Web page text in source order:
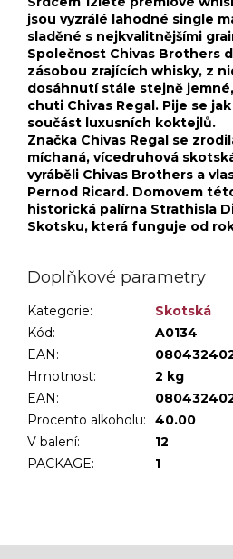
jsou vyzrálé lahodné single
sladěné s nejkvalitnějšími
Společnost Chivas Brothers
zásobou zrajících whisky, z
dosáhnutí stále stejně
chuti Chivas Regal. Pije se
součást luxusních koktejlů.
Značka Chivas Regal se
míchaná, vícedruhová
vyráběli Chivas Brothers a
Pernod Ricard. Domovem
historická palírna Strathisla
Skotsku, která funguje od
Doplňkové parametry
Kategorie:
Skotská
Kód:
A0134
EAN:
Hmotnost:
2 kg
EAN:
Procento alkoholu:
40.00
V balení:
12
PACKAGE: 1